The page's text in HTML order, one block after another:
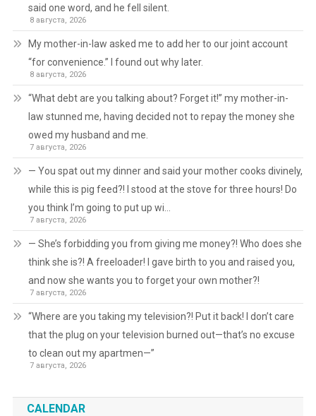
said one word, and he fell silent.
8 августа, 2026
My mother-in-law asked me to add her to our joint account
“for convenience.” I found out why later.
8 августа, 2026
“What debt are you talking about? Forget it!” my mother-in-
law stunned me, having decided not to repay the money she
owed my husband and me.
7 августа, 2026
— You spat out my dinner and said your mother cooks divinely,
while this is pig feed?! I stood at the stove for three hours! Do
you think I’m going to put up wi…
7 августа, 2026
— She’s forbidding you from giving me money?! Who does she
think she is?! A freeloader! I gave birth to you and raised you,
and now she wants you to forget your own mother?!
7 августа, 2026
“Where are you taking my television?! Put it back! I don’t care
that the plug on your television burned out—that’s no excuse
to clean out my apartmen—”
7 августа, 2026
CALENDAR